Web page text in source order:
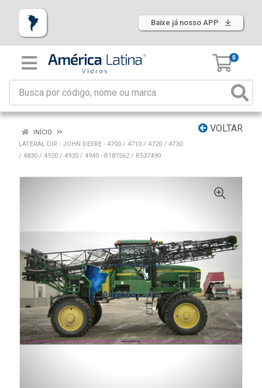
Baixe já nosso APP
0
VOLTAR
INÍCIO
LATERAL DIR - JOHN DEERE - 4700 / 4710 / 4720 / 4730
/ 4830 / 4920 / 4930 / 4940 - R187562 / R537490